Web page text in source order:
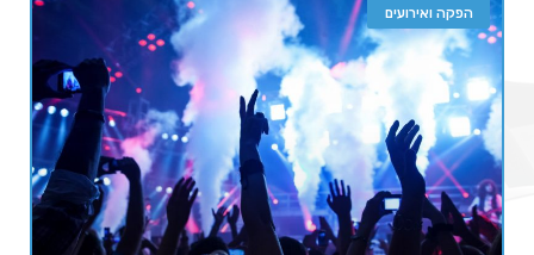
הפקה ואירועים